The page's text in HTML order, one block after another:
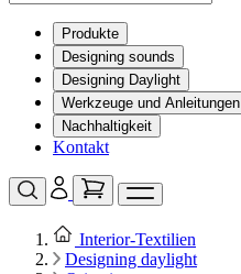
Produkte
Designing sounds
Designing Daylight
Werkzeuge und Anleitungen
Nachhaltigkeit
Kontakt
Interior‑Textilien
Designing daylight